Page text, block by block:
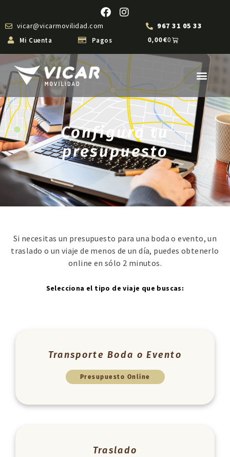
vicar@vicarmovilidad.com 967 31 05 33
Mi Cuenta Pagos 0,00€0
Configura tu
presupuesto
Si necesitas un presupuesto para una boda o evento, un
traslado o un viaje de menos de un día, puedes obtenerlo
online en sólo 2 minutos.
Selecciona el tipo de viaje que buscas:
Transporte Boda o Evento
Presupuesto Online
Traslado